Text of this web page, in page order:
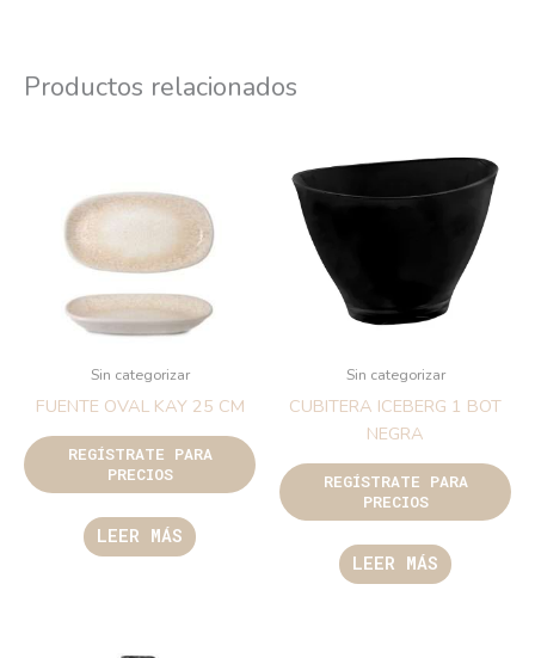
Productos relacionados
Sin categorizar
FUENTE OVAL KAY 25 CM
REGÍSTRATE PARA
PRECIOS
LEER MÁS
Sin categorizar
CUBITERA ICEBERG 1 BOT
NEGRA
REGÍSTRATE PARA
PRECIOS
LEER MÁS